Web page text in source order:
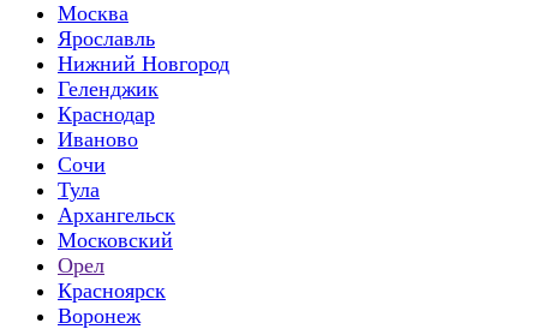
Москва
Ярославль
Нижний Новгород
Геленджик
Краснодар
Иваново
Сочи
Тула
Архангельск
Московский
Орел
Красноярск
Воронеж